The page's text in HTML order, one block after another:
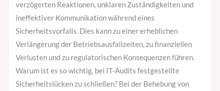
verzögerten Reaktionen, unklaren Zuständigkeiten und
ineffektiver Kommunikation während eines
Sicherheitsvorfalls. Dies kann zu einer erheblichen
Verlängerung der Betriebsausfallzeiten, zu finanziellen
Verlusten und zu regulatorischen Konsequenzen führen.
Warum ist es so wichtig, bei IT-Audits festgestellte
Sicherheitslücken zu schließen? Bei der Behebung von